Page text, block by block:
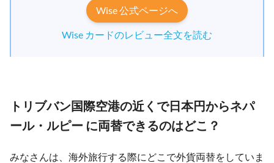
Wise 公式ページへ
Wise カードのレビュー全文を読む
トリブバン国際空港の近くで日本円からネパ
ール・ルピー に両替できるのはどこ？
みなさんは、海外旅行する際にどこで外貨両替をしていま